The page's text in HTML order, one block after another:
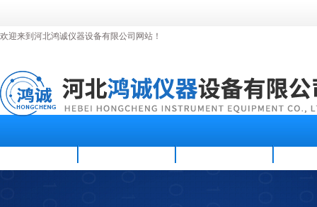
欢迎来到河北鸿诚仪器设备有限公司网站！